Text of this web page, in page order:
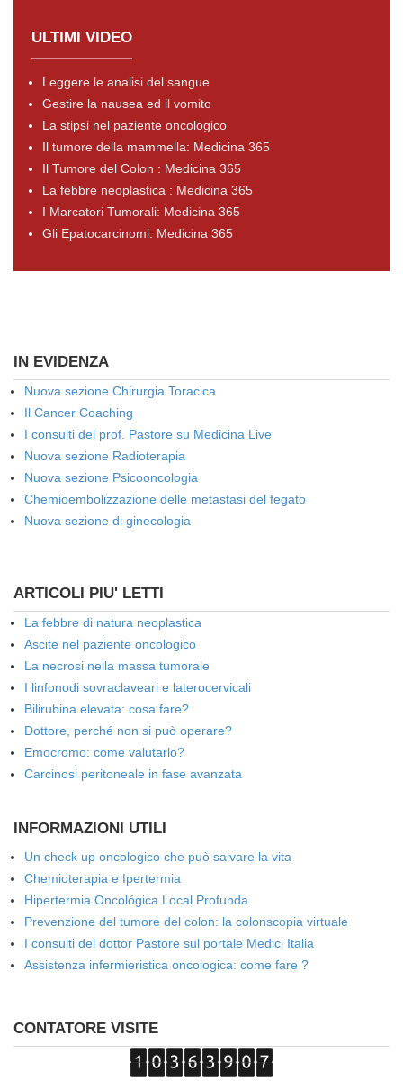
ULTIMI VIDEO
Leggere le analisi del sangue
Gestire la nausea ed il vomito
La stipsi nel paziente oncologico
Il tumore della mammella: Medicina 365
Il Tumore del Colon : Medicina 365
La febbre neoplastica : Medicina 365
I Marcatori Tumorali: Medicina 365
Gli Epatocarcinomi: Medicina 365
IN EVIDENZA
Nuova sezione Chirurgia Toracica
Il Cancer Coaching
I consulti del prof. Pastore su Medicina Live
Nuova sezione Radioterapia
Nuova sezione Psicooncologia
Chemioembolizzazione delle metastasi del fegato
Nuova sezione di ginecologia
ARTICOLI PIU' LETTI
La febbre di natura neoplastica
Ascite nel paziente oncologico
La necrosi nella massa tumorale
I linfonodi sovraclaveari e laterocervicali
Bilirubina elevata: cosa fare?
Dottore, perché non si può operare?
Emocromo: come valutarlo?
Carcinosi peritoneale in fase avanzata
INFORMAZIONI UTILI
Un check up oncologico che può salvare la vita
Chemioterapia e Ipertermia
Hipertermia Oncológica Local Profunda
Prevenzione del tumore del colon: la colonscopia virtuale
I consulti del dottor Pastore sul portale Medici Italia
Assistenza infermieristica oncologica: come fare ?
CONTATORE VISITE